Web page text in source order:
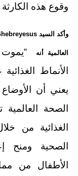
وقوع هذه الكارثة
وأكد السيد
العالمية أنه
الأنماط
يعني أن
الصحة
الغذائية من
الصحية ومنح
الأطفال من